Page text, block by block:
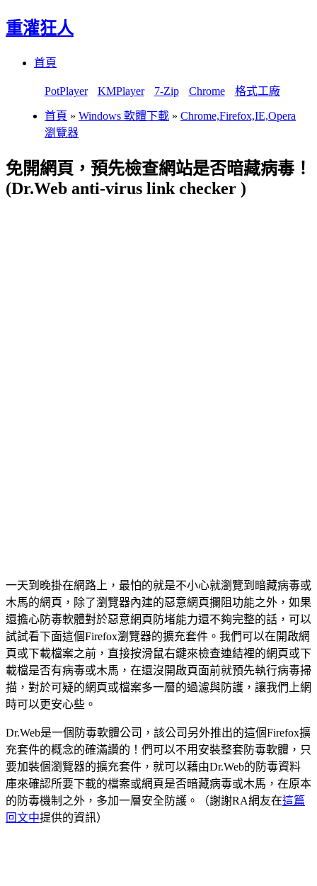
重灌狂人
首頁
PotPlayer KMPlayer 7-Zip Chrome 格式工廠
首頁 » Windows 軟體下載 » Chrome,Firefox,IE,Opera
瀏覽器
免開網頁，預先檢查網站是否暗藏病毒！
(Dr.Web anti-virus link checker )
一天到晚掛在網路上，最怕的就是不小心就瀏覽到暗藏病毒或
木馬的網頁，除了瀏覽器內建的惡意網頁攔阻功能之外，如果
還擔心防毒軟體對於惡意網頁防堵能力還不夠完整的話，可以
試試看下面這個Firefox瀏覽器的擴充套件。我們可以在開啟網
頁或下載檔案之前，直接按滑鼠右鍵來檢查連結裡的網頁或下
載檔是否有病毒或木馬，在還沒開啟頁面前就預先執行病毒掃
描，對於可疑的網頁或檔案多一層的過濾與防護，讓我們上網
時可以更安心些。
Dr.Web是一個防毒軟體公司，該公司另外推出的這個Firefox擴
充套件的概念的確滿讚的！們可以不用安裝整套防毒軟體，只
要加裝個瀏覽器的擴充套件，就可以藉由Dr.Web的防毒資料
庫來確認所要下載的檔案或網頁是否暗藏病毒或木馬，在原本
的防毒機制之外，多加一層安全防護。（謝謝RA網友在這篇
回文中提供的資訊）